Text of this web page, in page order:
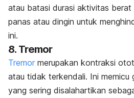
atau batasi durasi aktivitas berat
panas atau dingin untuk
ini.
8. Tremor
Tremor merupakan kontraksi
atau tidak terkendali. Ini memicu
yang sering disalahartikan